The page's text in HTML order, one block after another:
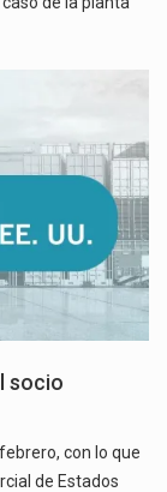
socio
con lo que
de Estados